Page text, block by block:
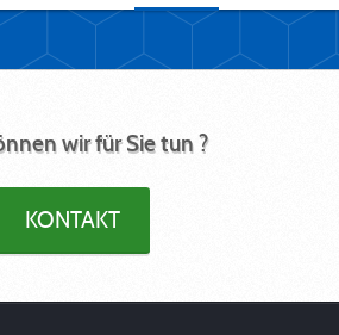
wir für Sie tun ?
KONTAKT